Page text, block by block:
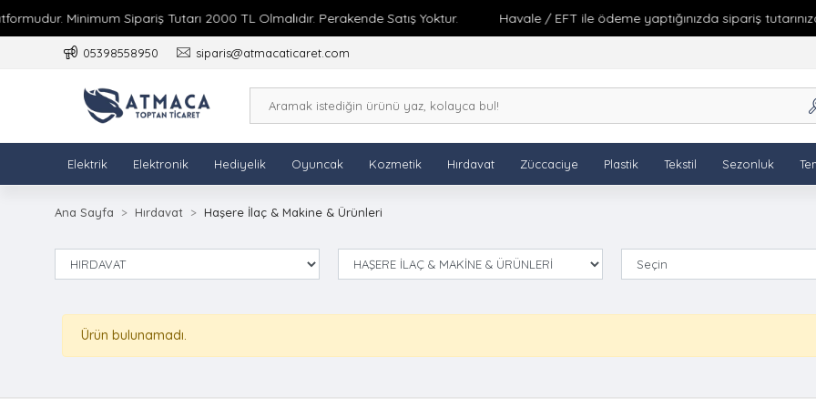
Minimum Sipariş Tutarı 2000 TL Olmalıdır. Perakende Satış Yoktur. Havale / EFT ile ödeme yaptığınızda sipariş
05398558950 siparis@atmacaticaret.com
Elektrik Elektronik Hediyelik Oyuncak Kozmetik Hırdavat Züccaciye Plastik Tekstil Sezonluk
Ana Sayfa Hırdavat Haşere İlaç & Makine & Ürünleri
Ürün bulunamadı.